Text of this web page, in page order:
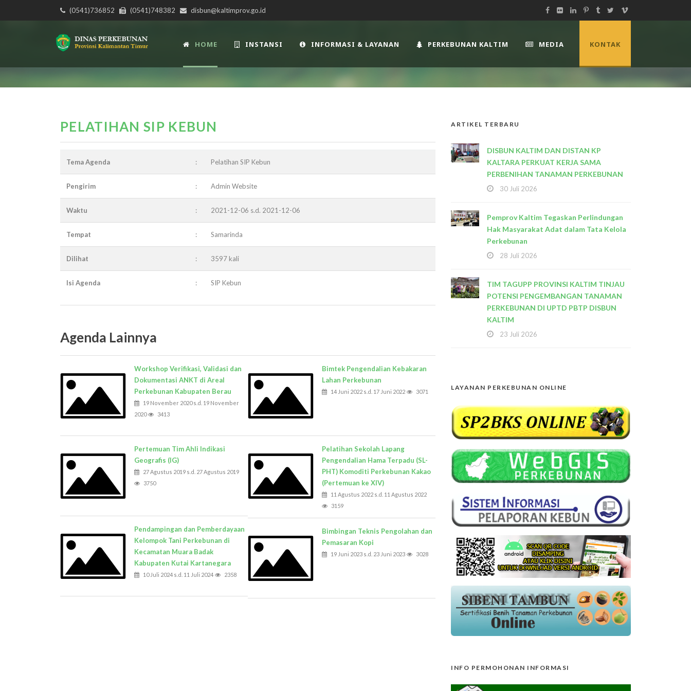
(0541)736852 (0541)748382 disbun@kaltimprov.go.id
HOME INSTANSI INFORMASI & LAYANAN PERKEBUNAN KALTIM MEDIA KONTAK
PELATIHAN SIP KEBUN
Tema Agenda : Pelatihan SIP Kebun
Pengirim : Admin Website
Waktu : 2021-12-06 s.d. 2021-12-06
Tempat : Samarinda
Dilihat : 3597 kali
Isi Agenda : SIP Kebun
Agenda Lainnya
Workshop Verifikasi, Validasi dan
Dokumentasi ANKT di Areal
Perkebunan Kabupaten Berau
19 November 2020 s.d. 19 November
2020
3413
Pertemuan Tim Ahli Indikasi
Geografis (IG)
27 Agustus 2019 s.d. 27 Agustus 2019
3750
Pendampingan dan Pemberdayaan
Kelompok Tani Perkebunan di
Kecamatan Muara Badak
Kabupaten Kutai Kartanegara
10 Juli 2024 s.d. 11 Juli 2024 2358
Bimtek Pengendalian Kebakaran
Lahan Perkebunan
14 Juni 2022 s.d. 17 Juni 2022 3071
Pelatihan Sekolah Lapang
Pengendalian Hama Terpadu (SL-
PHT) Komoditi Perkebunan Kakao
(Pertemuan ke XIV)
11 Agustus 2022 s.d. 11 Agustus 2022
3159
Bimbingan Teknis Pengolahan dan
Pemasaran Kopi
19 Juni 2023 s.d. 23 Juni 2023 3028
ARTIKEL TERBARU
DISBUN KALTIM DAN DISTAN KP
KALTARA PERKUAT KERJA SAMA
PERBENIHAN TANAMAN PERKEBUNAN
30 Juli 2026
Pemprov Kaltim Tegaskan Perlindungan
Hak Masyarakat Adat dalam Tata Kelola
Perkebunan
28 Juli 2026
TIM TAGUPP PROVINSI KALTIM TINJAU
POTENSI PENGEMBANGAN TANAMAN
PERKEBUNAN DI UPTD PBTP DISBUN
KALTIM
23 Juli 2026
LAYANAN PERKEBUNAN ONLINE
INFO PERMOHONAN INFORMASI